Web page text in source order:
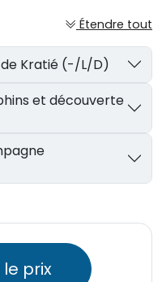
Étendre tout
de Kratié (-/L/D)
prix